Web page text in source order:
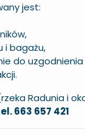
jest:
i bagażu,
do uzgodnienia
Radunia i
663 657 421